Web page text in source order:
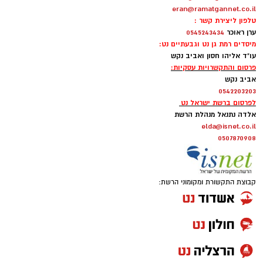
נעצר חשוד באיומים על חייו של מפקד תחנת
משטרת רמת גן-בני ברק
רמת גן מכניסה: העסקה המדוברת של עולם
הנדל״ן סביב הפרויקט החדש ברמת גן
הכלבו הוותיק שהיה מוקד לתושבי השכונה הפך
לחנות לא מזמינה. השכנים זועמים
קבוצת התקשורת ומקומוני הרשת: